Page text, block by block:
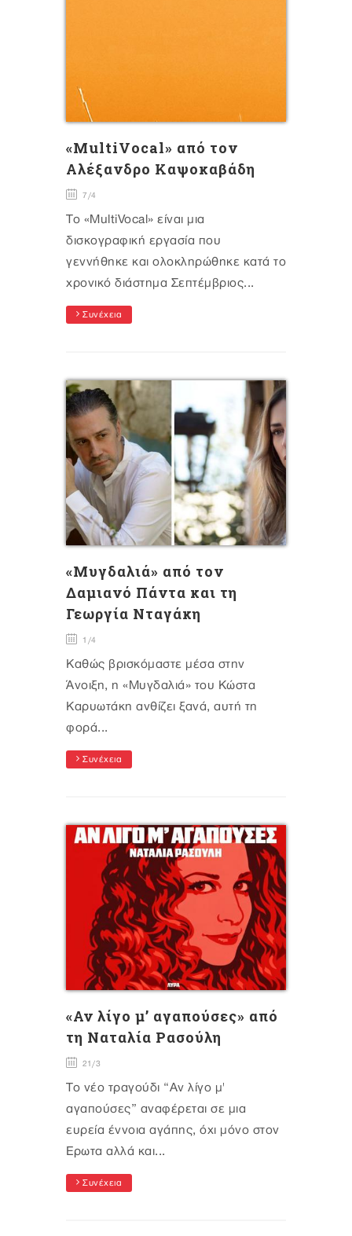
«MultiVocal» από τον
Αλέξανδρο Καψοκαβάδη
7/4
Το «MultiVocal» είναι μια
δισκογραφική εργασία που
γεννήθηκε και ολοκληρώθηκε κατά τo
χρονικό διάστημα Σεπτέμβριος...
Συνέχεια
«Μυγδαλιά» από τον
Δαμιανό Πάντα και τη
Γεωργία Νταγάκη
1/4
Καθώς βρισκόμαστε μέσα στην
Άνοιξη, η «Μυγδαλιά» του Κώστα
Καρυωτάκη ανθίζει ξανά, αυτή τη
φορά...
Συνέχεια
«Αν λίγο μ’ αγαπούσες» από
τη Ναταλία Ρασούλη
21/3
Το νέο τραγούδι “Αν λίγο μ'
αγαπούσες” αναφέρεται σε μια
ευρεία έννοια αγάπης, όχι μόνο στον
Έρωτα αλλά και...
Συνέχεια